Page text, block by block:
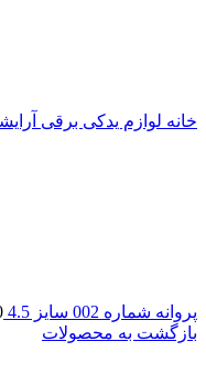
خانه لوازم یدکی برقی
پروانه شماره 002 سایز 4.5
بازگشت به محصولات